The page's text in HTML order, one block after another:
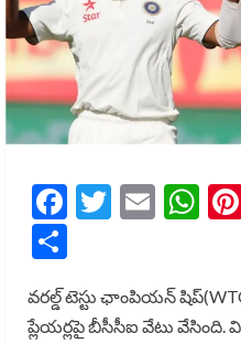
Facebook
Twitter
Email
వరల్డ్ టెస్టు ఛాంపియన్
ప్లేయర్లపై బీసీసీఐ వేటు వేసింది.